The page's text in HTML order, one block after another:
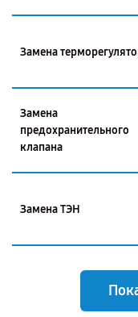
Замена
Замена
предохранительного
клапана
Замена ТЭН